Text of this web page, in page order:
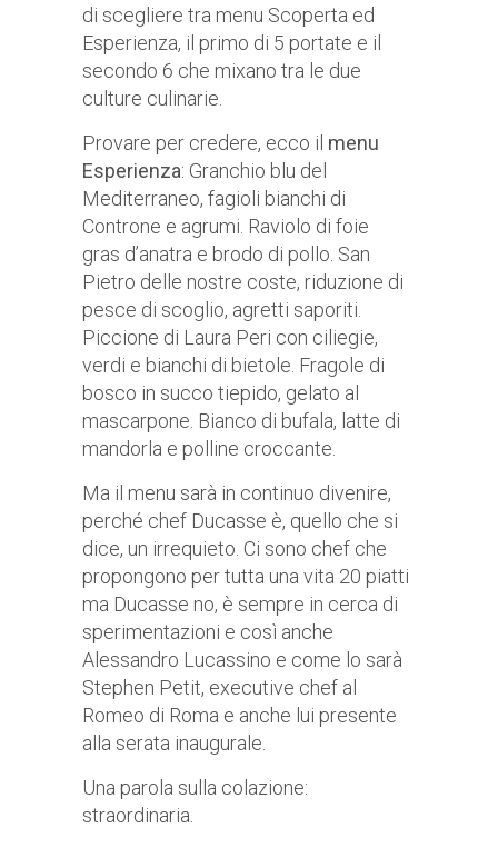
di scegliere tra menu Scoperta ed
Esperienza, il primo di 5 portate e il
secondo 6 che mixano tra le due
culture culinarie.
Provare per credere, ecco il menu
Esperienza: Granchio blu del
Mediterraneo, fagioli bianchi di
Controne e agrumi. Raviolo di foie
gras d’anatra e brodo di pollo. San
Pietro delle nostre coste, riduzione di
pesce di scoglio, agretti saporiti.
Piccione di Laura Peri con ciliegie,
verdi e bianchi di bietole. Fragole di
bosco in succo tiepido, gelato al
mascarpone. Bianco di bufala, latte di
mandorla e polline croccante.
Ma il menu sarà in continuo divenire,
perché chef Ducasse è, quello che si
dice, un irrequieto. Ci sono chef che
propongono per tutta una vita 20 piatti
ma Ducasse no, è sempre in cerca di
sperimentazioni e così anche
Alessandro Lucassino e come lo sarà
Stephen Petit, executive chef al
Romeo di Roma e anche lui presente
alla serata inaugurale.
Una parola sulla colazione:
straordinaria.